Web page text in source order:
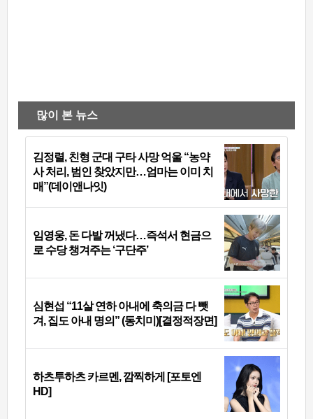
많이 본 뉴스
김정렬, 친형 군대 구타 사망 억울 “농약
사 처리, 범인 찾았지만…엄마는 이미 치
매”(데이앤나잇)
임영웅, 돈 다발 꺼냈다…즉석서 현금으
로 수당 챙겨주는 ‘구단주’
심현섭 “11살 연하 아내에 축의금 다 뺏
겨, 집도 아내 명의” (동치미)[결정적장면]
하츠투하츠 카르멘, 깜찍하게 [포토엔
HD]